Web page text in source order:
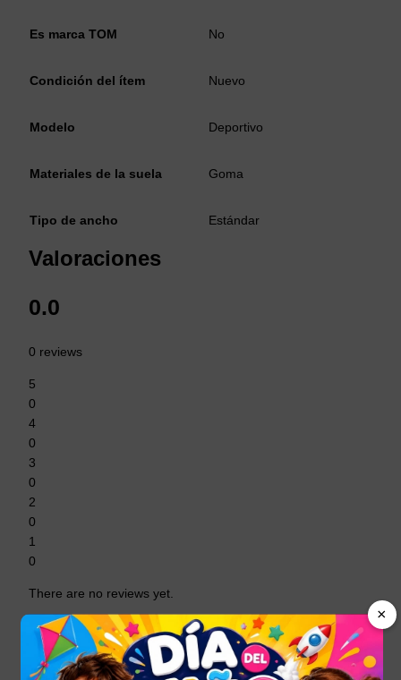
×
Es marca TOM No
Condición del ítem Nuevo
Modelo Deportivo
Materiales de la suela Goma
Tipo de ancho Estándar
Valoraciones
0.0
0 reviews
5
0
4
0
3
0
2
0
1
0
There are no reviews yet.
Be the first to review “Champion Hombre
Deportivos Con Camara Calidad”